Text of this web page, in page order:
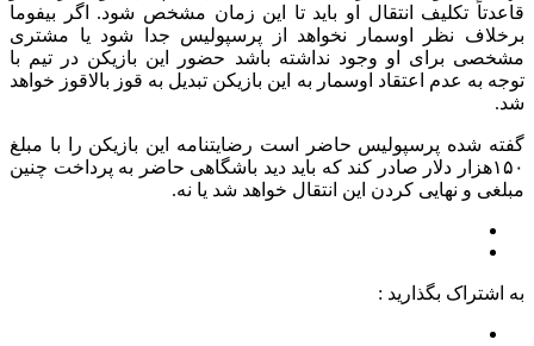
قاعدتاً تکلیف انتقال او باید تا این زمان مشخص شود. اگر بیفوما
برخلاف نظر اوسمار نخواهد از پرسپولیس جدا شود یا مشتری
مشخصی برای او وجود نداشته باشد حضور این بازیکن در تیم با
توجه به عدم اعتقاد اوسمار به این بازیکن تبدیل به قوز بالاقوز خواهد
شد.
گفته شده پرسپولیس حاضر است رضایتنامه این بازیکن را با مبلغ
۱۵۰هزار دلار صادر کند که باید دید باشگاهی حاضر به پرداخت چنین
مبلغی و نهایی کردن این انتقال خواهد شد یا نه.
به اشتراک بگذارید :